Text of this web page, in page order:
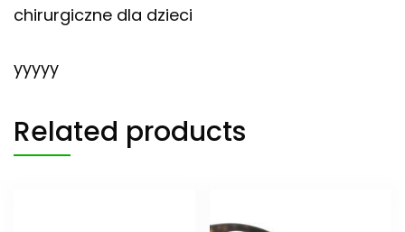
chirurgiczne dla dzieci
yyyyy
Related products